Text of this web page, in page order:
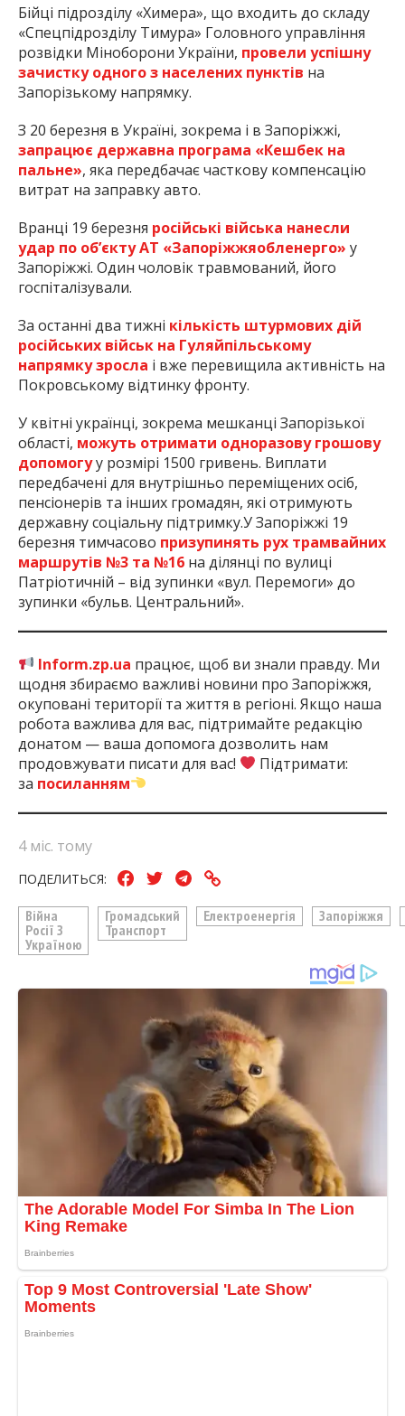
Бійці підрозділу «Химера», що входить до складу
«Спецпідрозділу Тимура» Головного управління
розвідки Міноборони України, провели успішну
зачистку одного з населених пунктів на
Запорізькому напрямку.
З 20 березня в Україні, зокрема і в Запоріжжі,
запрацює державна програма «Кешбек на
пальне», яка передбачає часткову компенсацію
витрат на заправку авто.
Вранці 19 березня російські війська нанесли
удар по об’єкту АТ «Запоріжжяобленерго» у
Запоріжжі. Один чоловік травмований, його
госпіталізували.
За останні два тижні кількість штурмових дій
російських військ на Гуляйпільському
напрямку зросла і вже перевищила активність на
Покровському відтинку фронту.
У квітні українці, зокрема мешканці Запорізької
області, можуть отримати одноразову грошову
допомогуу розмірі 1500 гривень. Виплати
передбачені для внутрішньо переміщених осіб,
пенсіонерів та інших громадян, які отримують
державну соціальну підтримку.У Запоріжжі 19
березня тимчасово призупинять рух трамвайних
маршрутів №3 та №16 на ділянці по вулиці
Патріотичній – від зупинки «вул. Перемоги» до
зупинки «бульв. Центральний».
Inform.zp.ua працює, щоб ви знали правду. Ми
щодня збираємо важливі новини про Запоріжжя,
окуповані території та життя в регіоні. Якщо наша
робота важлива для вас, підтримайте редакцію
донатом — ваша допомога дозволить нам
продовжувати писати для вас!
Підтримати:
за посиланням
4 міс. тому
ПОДЕЛИТЬСЯ:
Війна
Росії З
Україною
Громадський
Транспорт
Електроенергія Запоріжжя